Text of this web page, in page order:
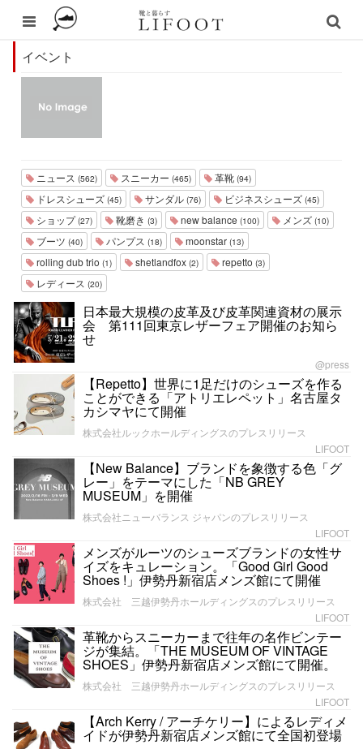
イベント
ニュース (562) スニーカー (465) 革靴 (94)
ドレスシューズ (45) サンダル (76) ビジネスシューズ (45)
ショップ(27) 靴磨き (3) new balance (100) メンズ (10)
ブーツ (40) パンプス (18) moonstar (13)
rolling dub trio (1) shetlandfox (2) repetto (3)
レディース (20)
日本最大規模の皮革及び皮革関連資材の展示
会 第111回東京レザーフェア開催のお知ら
せ
@press
【Repetto】世界に1足だけのシューズを作る
ことができる「アトリエレペット」名古屋タ
カシマヤにて開催
株式会社ルックホールディングスのプレスリリース
LIFOOT
【New Balance】ブランドを象徴する色「グ
レー」をテーマにした「NB GREY
MUSEUM」を開催
株式会社ニューバランス ジャパンのプレスリリース
LIFOOT
メンズがルーツのシューズブランドの女性サ
イズをキュレーション。「Good Girl Good
Shoes !」伊勢丹新宿店メンズ館にて開催
株式会社 三越伊勢丹ホールディングスのプレスリリース
LIFOOT
革靴からスニーカーまで往年の名作ビンテー
ジが集結。「THE MUSEUM OF VINTAGE
SHOES」伊勢丹新宿店メンズ館にて開催。
株式会社 三越伊勢丹ホールディングスのプレスリリース
LIFOOT
【Arch Kerry / アーチケリー】によるレディメ
イドが伊勢丹新宿店メンズ館にて全国初登場